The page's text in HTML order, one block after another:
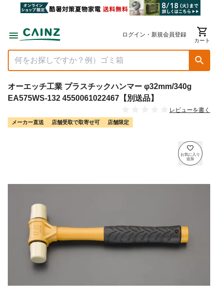
ログイン・新規会員登録
カート
オーエッチ工業 プラスチックハンマー φ32mm/340g
EA575WS-132 4550061022467【別送品】
レビューを書く
メーカー直送 店舗受取で取寄せ可 店舗限定